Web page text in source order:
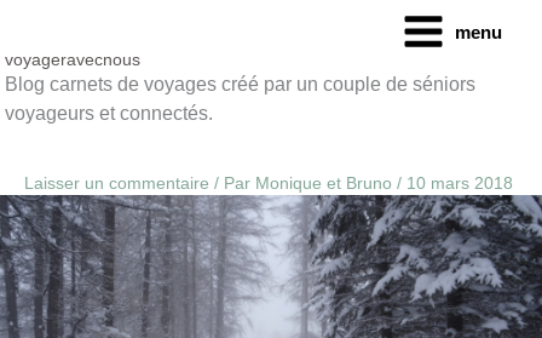
contenu
menu
voyageravecnous
Blog carnets de voyages créé par un couple de séniors
voyageurs et connectés.
Laisser un commentaire / Par Monique et Bruno / 10 mars 2018